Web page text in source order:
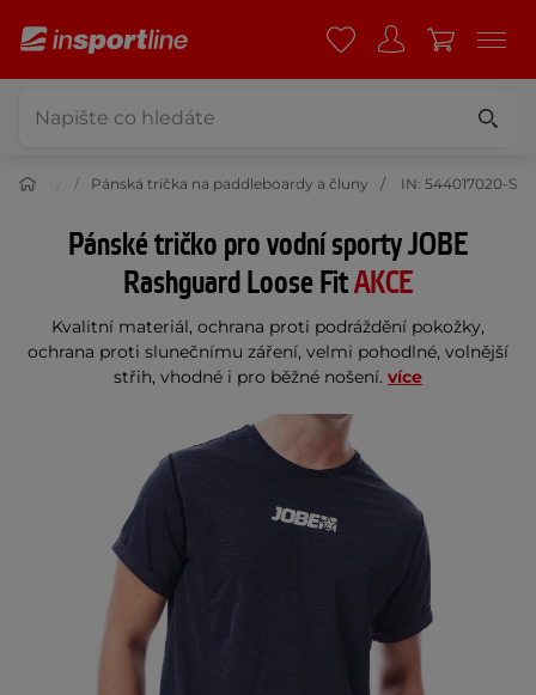
a čluny Pánská trička na paddleboardy a čluny IN: 544017020-S
Pánské tričko pro vodní sporty JOBE
Rashguard Loose FitAKCE
Kvalitní materiál, ochrana proti podráždění pokožky,
ochrana proti slunečnímu záření, velmi pohodlné, volnější
střih, vhodné i pro běžné nošení. více